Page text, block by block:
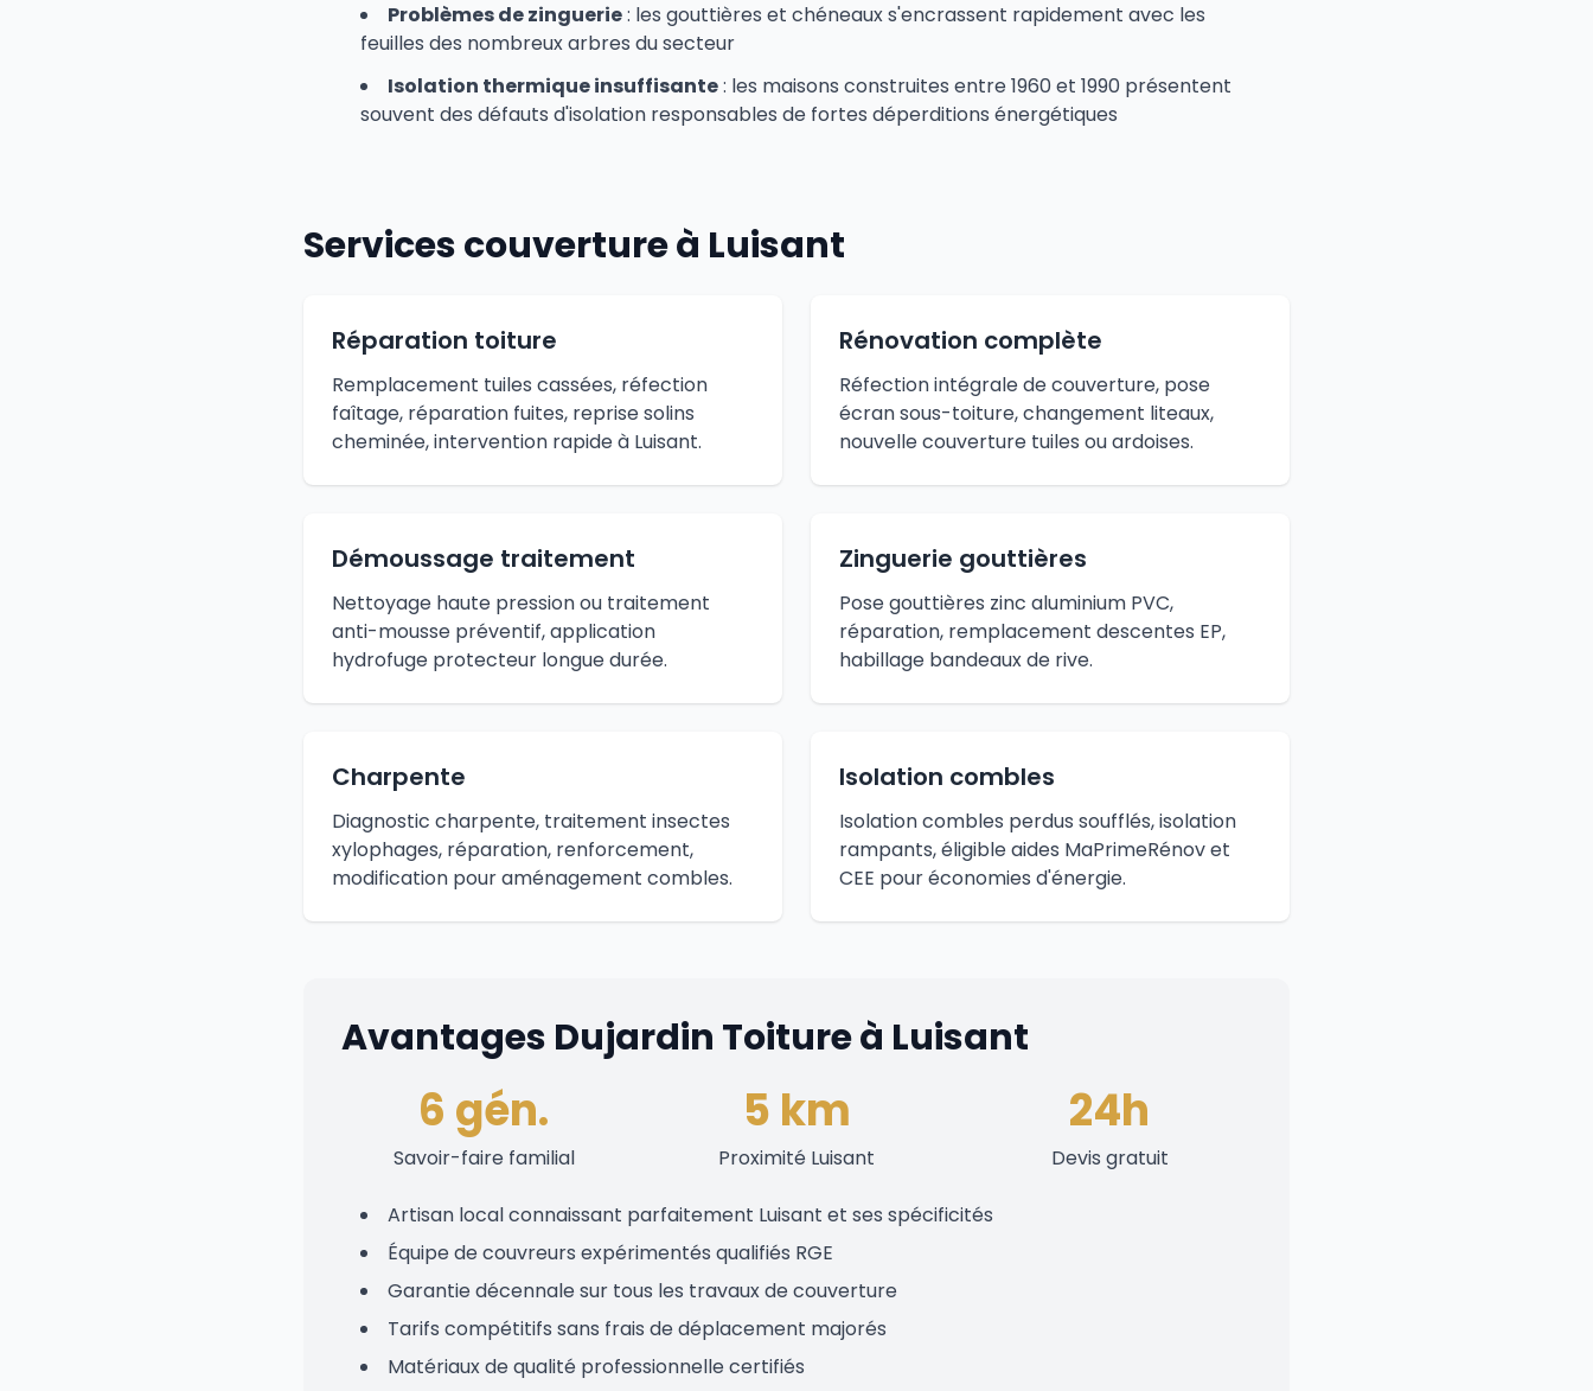
Problèmes de zinguerie: les gouttières et chéneaux s'encrassent rapidement avec les
feuilles des nombreux arbres du secteur
Isolation thermique insuffisante: les maisons construites entre 1960 et 1990 présentent
souvent des défauts d'isolation responsables de fortes déperditions énergétiques
Services couverture à Luisant
Réparation toiture
Remplacement tuiles cassées, réfection
faîtage, réparation fuites, reprise solins
cheminée, intervention rapide à Luisant.
Rénovation complète
Réfection intégrale de couverture, pose
écran sous-toiture, changement liteaux,
nouvelle couverture tuiles ou ardoises.
Démoussage traitement
Nettoyage haute pression ou traitement
anti-mousse préventif, application
hydrofuge protecteur longue durée.
Zinguerie gouttières
Pose gouttières zinc aluminium PVC,
réparation, remplacement descentes EP,
habillage bandeaux de rive.
Charpente
Diagnostic charpente, traitement insectes
xylophages, réparation, renforcement,
modification pour aménagement combles.
Isolation combles
Isolation combles perdus soufflés, isolation
rampants, éligible aides MaPrimeRénov et
CEE pour économies d'énergie.
Avantages Dujardin Toiture à Luisant
6 gén.
Savoir-faire familial
5 km
Proximité Luisant
24h
Devis gratuit
Artisan local connaissant parfaitement Luisant et ses spécificités
Équipe de couvreurs expérimentés qualifiés RGE
Garantie décennale sur tous les travaux de couverture
Tarifs compétitifs sans frais de déplacement majorés
Matériaux de qualité professionnelle certifiés